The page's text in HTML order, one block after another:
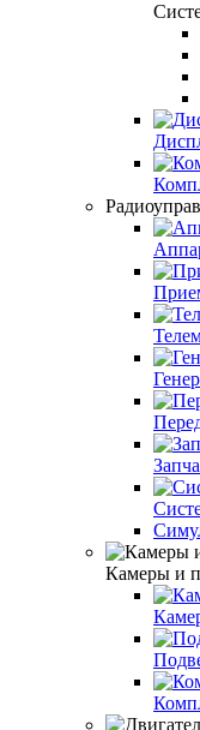
Камеры и